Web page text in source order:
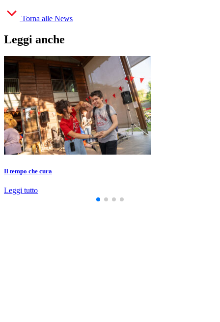
Torna alle News
Leggi anche
Il tempo che cura
Leggi tutto